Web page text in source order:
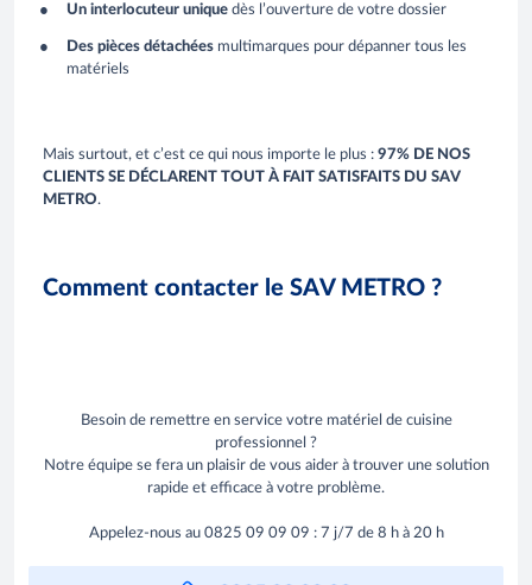
Un interlocuteur unique dès l’ouverture de votre dossier
Des pièces détachées multimarques pour dépanner tous les
matériels
Mais surtout, et c’est ce qui nous importe le plus : 97% DE NOS
CLIENTS SE DÉCLARENT TOUT À FAIT SATISFAITS DU SAV
METRO.
Comment contacter le SAV METRO ?
Besoin de remettre en service votre matériel de cuisine
professionnel ?
Notre équipe se fera un plaisir de vous aider à trouver une solution
rapide et efficace à votre problème.
Appelez-nous au 0825 09 09 09 : 7 j/7 de 8 h à 20 h